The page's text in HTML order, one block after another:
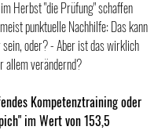
Herbst "die Prüfung" schaffen
punktuelle Nachhilfe: Das kann
oder? - Aber ist das wirklich
allem verändernd?
Kompetenztraining oder
im Wert von 153,5